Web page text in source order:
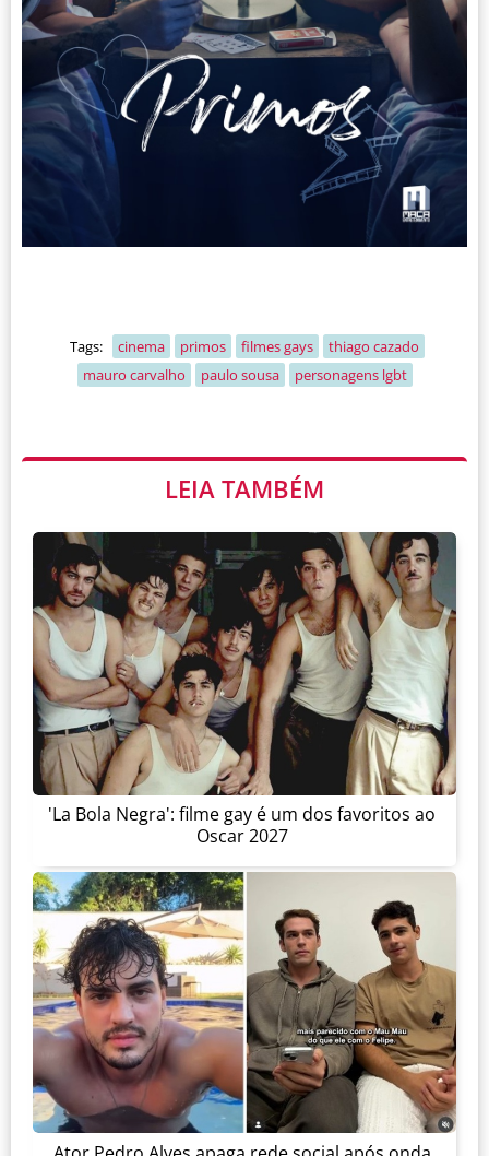
Tags: cinema primos filmes gays
thiago cazado
mauro carvalho
paulo sousa personagens lgbt
LEIA TAMBÉM
'La Bola Negra': filme gay é um dos favoritos ao
Oscar 2027